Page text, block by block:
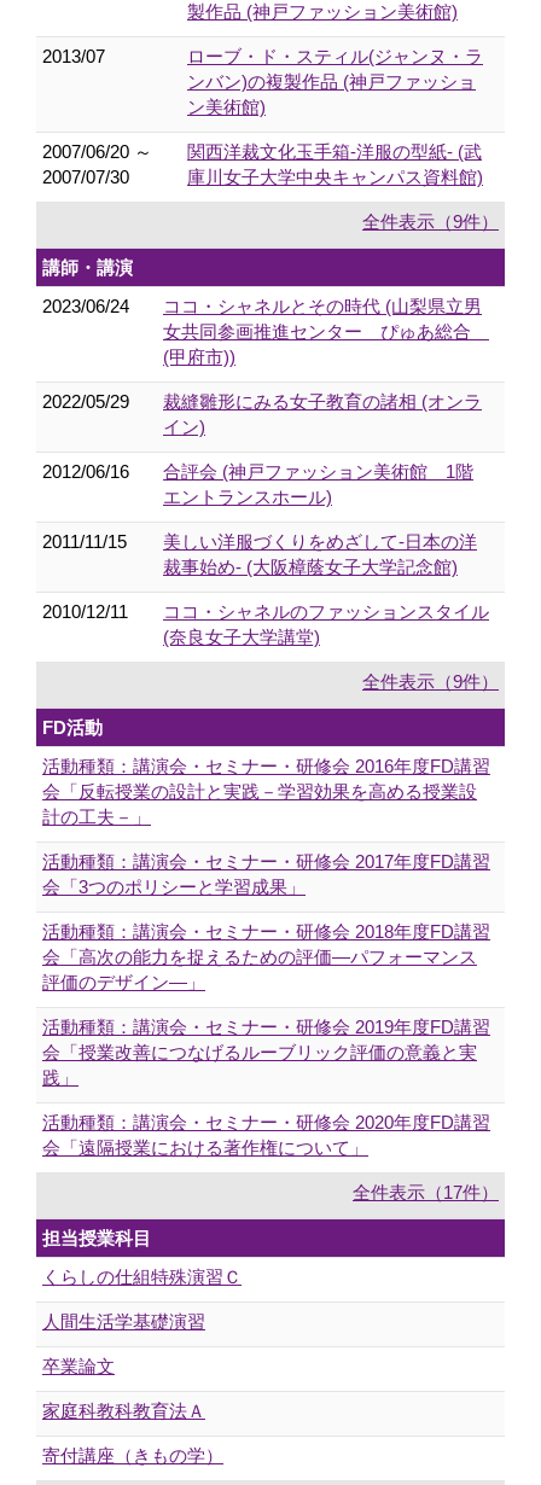
製作品 (神戸ファッション美術館)
2013/07
ローブ・ド・スティル(ジャンヌ・ラ
ンバン)の複製作品 (神戸ファッショ
ン美術館)
2007/06/20 ～
2007/07/30
関西洋裁文化玉手箱-洋服の型紙- (武
庫川女子大学中央キャンパス資料館)
全件表示（9件）
講師・講演
2023/06/24
ココ・シャネルとその時代 (山梨県立男
女共同参画推進センター ぴゅあ総合
(甲府市))
2022/05/29
裁縫雛形にみる女子教育の諸相 (オンラ
イン)
2012/06/16
合評会 (神戸ファッション美術館 1階
エントランスホール)
2011/11/15
美しい洋服づくりをめざして-日本の洋
裁事始め- (大阪樟蔭女子大学記念館)
2010/12/11
ココ・シャネルのファッションスタイル
(奈良女子大学講堂)
全件表示（9件）
FD活動
活動種類：講演会・セミナー・研修会 2016年度FD講習
会「反転授業の設計と実践－学習効果を高める授業設
計の工夫－」
活動種類：講演会・セミナー・研修会 2017年度FD講習
会「3つのポリシーと学習成果」
活動種類：講演会・セミナー・研修会 2018年度FD講習
会「高次の能力を捉えるための評価―パフォーマンス
評価のデザイン―」
活動種類：講演会・セミナー・研修会 2019年度FD講習
会「授業改善につなげるルーブリック評価の意義と実
践」
活動種類：講演会・セミナー・研修会 2020年度FD講習
会「遠隔授業における著作権について」
全件表示（17件）
担当授業科目
くらしの仕組特殊演習Ｃ
人間生活学基礎演習
卒業論文
家庭科教科教育法Ａ
寄付講座（きもの学）